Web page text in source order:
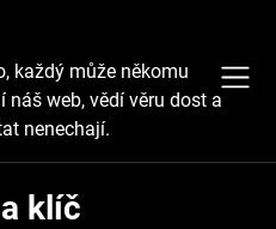
každý může někomu
náš web, vědí věru dost a
nenechají.
klíč